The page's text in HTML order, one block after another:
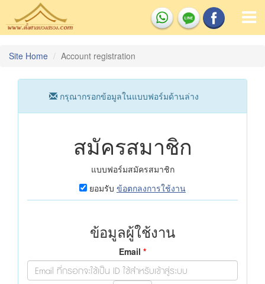
Site Home Account registration
กรุณากรอกข้อมูลในแบบฟอร์มด้านล่าง
สมัครสมาชิก
แบบฟอร์มสมัครสมาชิก
ยอมรับ ข้อตกลงการใช้งาน
ข้อมูลผู้ใช้งาน
Email *